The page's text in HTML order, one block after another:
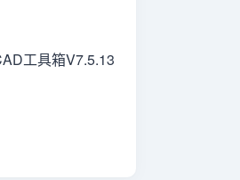
工具箱V7.5.13